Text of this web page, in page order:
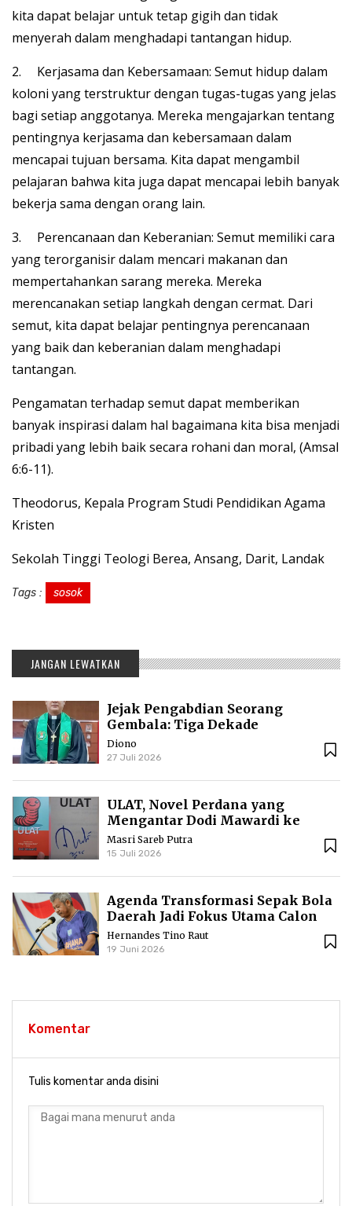
kita dapat belajar untuk tetap gigih dan tidak
menyerah dalam menghadapi tantangan hidup.
2. Kerjasama dan Kebersamaan: Semut hidup dalam
koloni yang terstruktur dengan tugas-tugas yang jelas
bagi setiap anggotanya. Mereka mengajarkan tentang
pentingnya kerjasama dan kebersamaan dalam
mencapai tujuan bersama. Kita dapat mengambil
pelajaran bahwa kita juga dapat mencapai lebih banyak
bekerja sama dengan orang lain.
3. Perencanaan dan Keberanian: Semut memiliki cara
yang terorganisir dalam mencari makanan dan
mempertahankan sarang mereka. Mereka
merencanakan setiap langkah dengan cermat. Dari
semut, kita dapat belajar pentingnya perencanaan
yang baik dan keberanian dalam menghadapi
tantangan.
Pengamatan terhadap semut dapat memberikan
banyak inspirasi dalam hal bagaimana kita bisa menjadi
pribadi yang lebih baik secara rohani dan moral, (Amsal
6:6-11).
Theodorus, Kepala Program Studi Pendidikan Agama
Kristen
Sekolah Tinggi Teologi Berea, Ansang, Darit, Landak
Tags : sosok
JANGAN LEWATKAN
Jejak Pengabdian Seorang
Gembala: Tiga Dekade
Kepemimpinan Pdt. Dr. Yulius
Daud di GKPI
Diono
27 Juli 2026
ULAT, Novel Perdana yang
Mengantar Dodi Mawardi ke
Puncak Karier Kepenulisan
Masri Sareb Putra
15 Juli 2026
Agenda Transformasi Sepak Bola
Daerah Jadi Fokus Utama Calon
Ketua Askab PSSI Ketapang
Hernandes Tino Raut
19 Juni 2026
Komentar
Tulis komentar anda disini